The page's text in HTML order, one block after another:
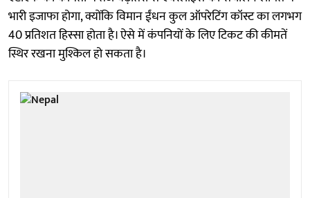
भारी इजाफा होगा, क्योंकि विमान ईंधन कुल ऑपरेटिंग कॉस्ट का लगभग
40 प्रतिशत हिस्सा होता है। ऐसे में कंपनियों के लिए टिकट की कीमतें
स्थिर रखना मुश्किल हो सकता है।